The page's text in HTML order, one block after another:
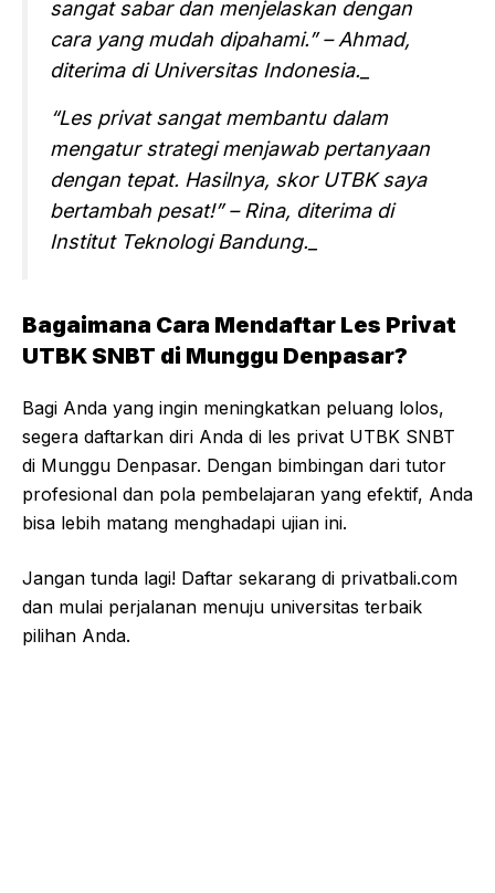
sangat sabar dan menjelaskan dengan
cara yang mudah dipahami.” – Ahmad,
diterima di Universitas Indonesia._
“Les privat sangat membantu dalam
mengatur strategi menjawab pertanyaan
dengan tepat. Hasilnya, skor UTBK saya
bertambah pesat!” – Rina, diterima di
Institut Teknologi Bandung._
Bagaimana Cara Mendaftar Les Privat
UTBK SNBT di Munggu Denpasar?
Bagi Anda yang ingin meningkatkan peluang lolos,
segera daftarkan diri Anda di les privat UTBK SNBT
di Munggu Denpasar. Dengan bimbingan dari tutor
profesional dan pola pembelajaran yang efektif, Anda
bisa lebih matang menghadapi ujian ini.
Jangan tunda lagi! Daftar sekarang di privatbali.com
dan mulai perjalanan menuju universitas terbaik
pilihan Anda.